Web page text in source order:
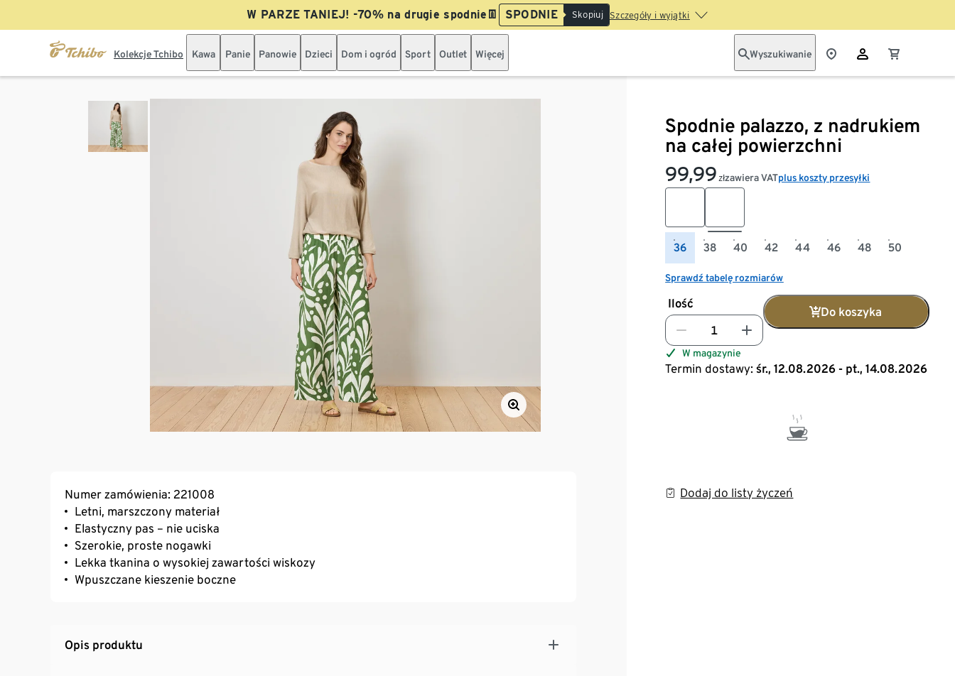
W PARZE TANIEJ! -70% na drugie spodnie👖 SPODNIE Skopiuj Szczegóły i wyjątki
Kolekcje Tchibo Kawa Panie Panowie Dzieci Dom i ogród Sport Outlet Więcej Wyszukiwanie
Spodnie palazzo, z nadrukiem
na całej powierzchni
99,99 złzawiera VATplus koszty przesyłki
36 38 40 42 44 46 48 50
Sprawdź tabelę rozmiarów
Ilość
Do koszyka
W magazynie
Termin dostawy: śr., 12.08.2026 - pt., 14.08.2026
Dodaj do listy życzeń
Numer zamówienia: 221008
Letni, marszczony materiał
Elastyczny pas – nie uciska
Szerokie, proste nogawki
Lekka tkanina o wysokiej zawartości wiskozy
Wpuszczane kieszenie boczne
Opis produktu